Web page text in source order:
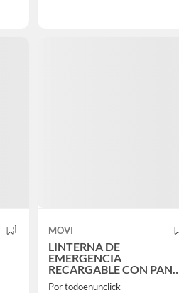
MOVI
LINTERNA DE
EMERGENCIA
RECARGABLE CON PANEL
SOLAR Y POWER BANK
Por todoenunclick